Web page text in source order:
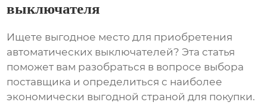
выключателя
Ищете выгодное место для приобретения
автоматических выключателей? Эта статья
поможет вам разобраться в вопросе выбора
поставщика и определиться с наиболее
экономически выгодной страной для покупки.